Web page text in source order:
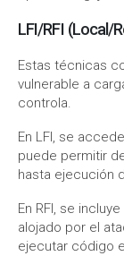
LFI/RFI (Local/
Estas técnicas
vulnerable a
controla.
En LFI, se
puede permitir
hasta ejecución
En RFI, se
alojado por el
ejecutar código